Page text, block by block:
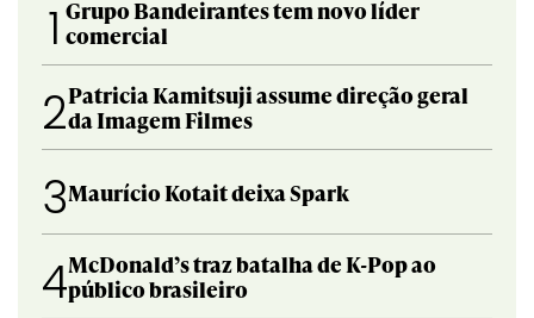
1 Grupo Bandeirantes tem novo líder
comercial
2Patricia Kamitsuji assume direção geral
da Imagem Filmes
3Maurício Kotait deixa Spark
4McDonald’s traz batalha de K-Pop ao
público brasileiro